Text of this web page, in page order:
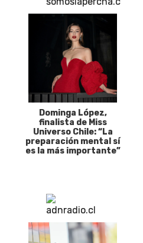
Dominga López,
finalista de Miss
Universo Chile: “La
preparación mental sí
es la más importante”